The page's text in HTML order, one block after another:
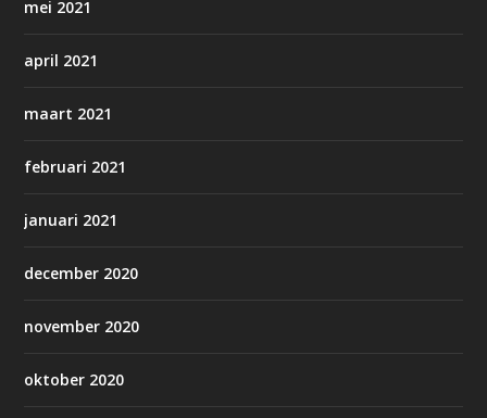
mei 2021
april 2021
maart 2021
februari 2021
januari 2021
december 2020
november 2020
oktober 2020